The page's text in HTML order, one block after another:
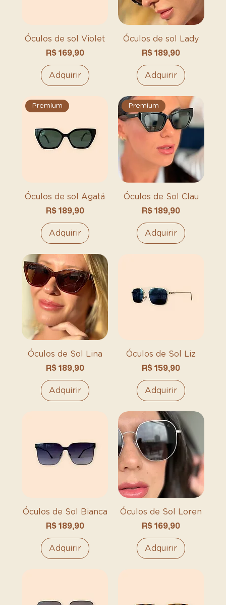
Óculos de sol Violet
Preço
R$ 169,90
Adquirir
Óculos de sol Lady
Preço
R$ 189,90
Adquirir
Premium
Óculos de sol Agatá
Preço
R$ 189,90
Adquirir
Premium
Óculos de Sol Clau
Preço
R$ 189,90
Adquirir
Óculos de Sol Lina
Preço
R$ 189,90
Adquirir
Óculos de Sol Liz
Preço
R$ 159,90
Adquirir
Óculos de Sol Bianca
Preço
R$ 189,90
Adquirir
Óculos de Sol Loren
Preço
R$ 169,90
Adquirir